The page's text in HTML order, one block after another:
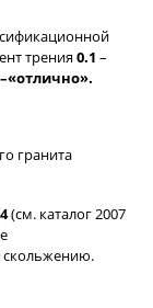
трения0.1 –
–«отлично».
гранита
(см. каталог 2007
скольжению.